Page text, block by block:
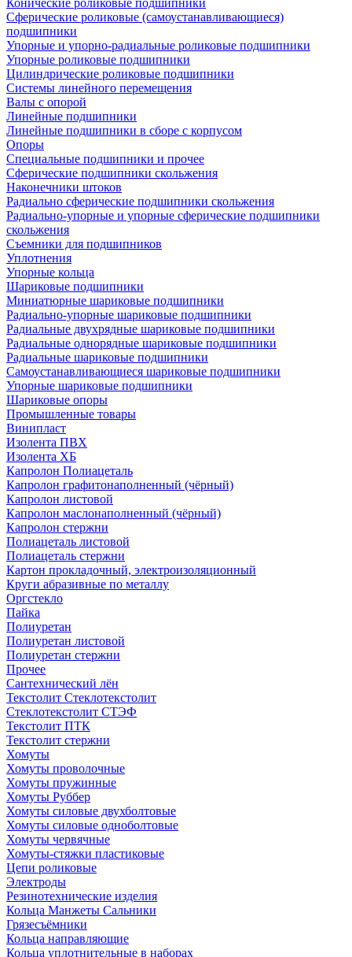
Конические роликовые подшипники
Сферические роликовые (самоустанавливающиеся)
подшипники
Упорные и упорно-радиальные роликовые подшипники
Упорные роликовые подшипники
Цилиндрические роликовые подшипники
Системы линейного перемещения
Валы с опорой
Линейные подшипники
Линейные подшипники в сборе с корпусом
Опоры
Специальные подшипники и прочее
Сферические подшипники скольжения
Наконечники штоков
Радиально сферические подшипники скольжения
Радиально-упорные и упорные сферические подшипники
скольжения
Съемники для подшипников
Уплотнения
Упорные кольца
Шариковые подшипники
Миниатюрные шариковые подшипники
Радиально-упорные шариковые подшипники
Радиальные двухрядные шариковые подшипники
Радиальные однорядные шариковые подшипники
Радиальные шариковые подшипники
Самоустанавливающиеся шариковые подшипники
Упорные шариковые подшипники
Шариковые опоры
Промышленные товары
Винипласт
Изолента ПВХ
Изолента ХБ
Капролон Полиацеталь
Капролон графитонаполненный (чёрный)
Капролон листовой
Капролон маслонаполненный (чёрный)
Капролон стержни
Полиацеталь листовой
Полиацеталь стержни
Картон прокладочный, электроизоляционный
Круги абразивные по металлу
Оргстекло
Пайка
Полиуретан
Полиуретан листовой
Полиуретан стержни
Прочее
Сантехнический лён
Текстолит Стеклотекстолит
Стеклотекстолит СТЭФ
Текстолит ПТК
Текстолит стержни
Хомуты
Хомуты проволочные
Хомуты пружинные
Хомуты Руббер
Хомуты силовые двухболтовые
Хомуты силовые одноболтовые
Хомуты червячные
Хомуты-стяжки пластиковые
Цепи роликовые
Электроды
Резинотехнические изделия
Кольца Манжеты Сальники
Грязесъёмники
Кольца направляющие
Кольца уплотнительные в наборах